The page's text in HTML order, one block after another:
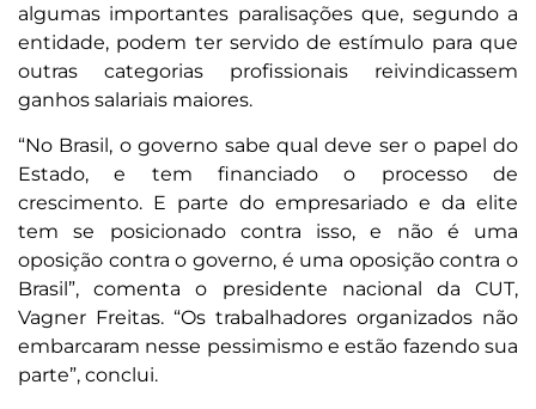
algumas importantes paralisações que, segundo a
entidade, podem ter servido de estímulo para que
outras categorias profissionais reivindicassem
ganhos salariais maiores.
“No Brasil, o governo sabe qual deve ser o papel do
Estado, e tem financiado o processo de
crescimento. E parte do empresariado e da elite
tem se posicionado contra isso, e não é uma
oposição contra o governo, é uma oposição contra o
Brasil”, comenta o presidente nacional da CUT,
Vagner Freitas. “Os trabalhadores organizados não
embarcaram nesse pessimismo e estão fazendo sua
parte”, conclui.